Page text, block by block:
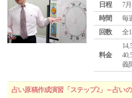
日程
7
時間
毎
回数
全
料金
義
占い原稿作成演習「ステップ2」～占い